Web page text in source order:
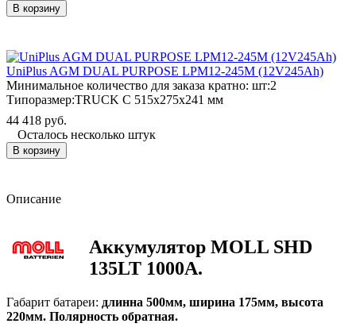
В корзину
UniPlus AGM DUAL PURPOSE LPM12-245M (12V245Ah)
Минимальное количество для заказа кратно: шт:2
Типоразмер:TRUCK C 515x275x241 мм
44 418 руб.
Осталось несколько штук
В корзину
Описание
Аккумулятор MOLL SHD
135LT 1000A.
Габарит батареи: длинна 500мм, ширина 175мм, высота
220мм. Полярность обратная.